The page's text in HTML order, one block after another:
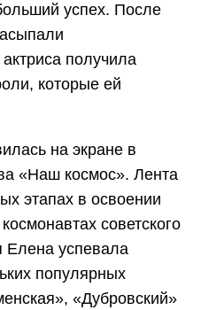
успех. После
получила
которые ей
на экране в
«Наш космос». Лента
этапах в освоении
советского
Елена успевала
популярных
«Дубровский»